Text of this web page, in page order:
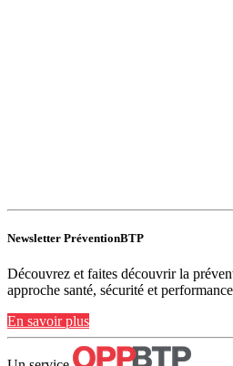
Newsletter PréventionBTP
Découvrez et faites découvrir la
approche santé, sécurité et
En savoir plus